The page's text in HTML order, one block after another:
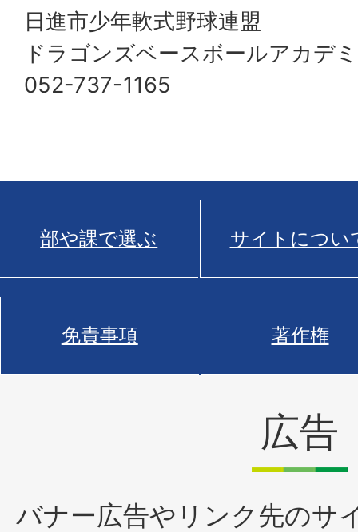
日進市少年軟式野球連盟
ドラゴンズベースボールアカデ
052-737-1165
部や課で選ぶ サイトについ
免責事項 著作権
広告
バナー広告やリンク先のサ